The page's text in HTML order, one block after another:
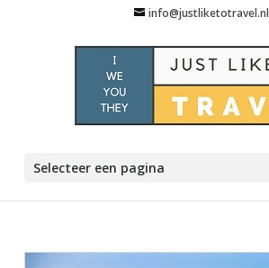
info@justliketotravel.nl
Selecteer een pagina